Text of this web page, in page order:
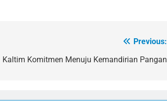
Previous:
Kaltim Komitmen Menuju Kemandirian Pangan